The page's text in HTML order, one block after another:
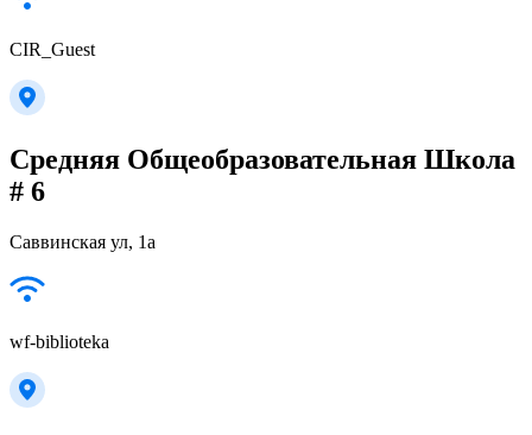
CIR_Guest
Средняя Общеобразовательная Школа
# 6
Саввинская ул, 1а
wf-biblioteka